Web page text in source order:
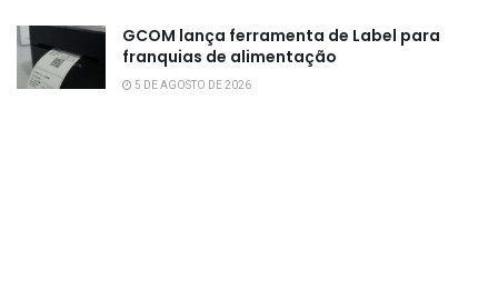
GCOM lança ferramenta de Label para
franquias de alimentação
5 DE AGOSTO DE 2026